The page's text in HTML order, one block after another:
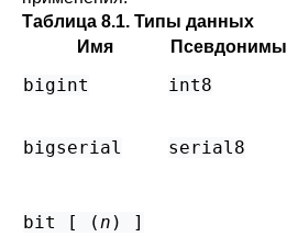
Таблица 8.1. Типы данных
Имя
Псевдонимы
bigint int8
bigserial serial8
bit [ (n ) ]